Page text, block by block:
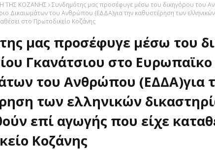
ΤΗΣ ΚΟΖΑΝΗΣ
Συνδημότης μας προσέφυγε μέσω του δικηγόρου του
Δικαιωμάτων του Ανθρώπου (ΕΔΔΑ)για την καθυστέρηση των
στο Πρωτοδικείο Κοζάνης
μας προσέφυγε μέσω του
Γκανάτσιου στο Ευρωπαϊκο
του Ανθρώπου (ΕΔΔΑ)για
των ελληνικών
επί αγωγής που είχε
Κοζάνης